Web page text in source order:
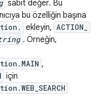
sabit değer. Bu
bu özelliğin başına
ekleyin, ACTION_
. Örneğin,
,
için